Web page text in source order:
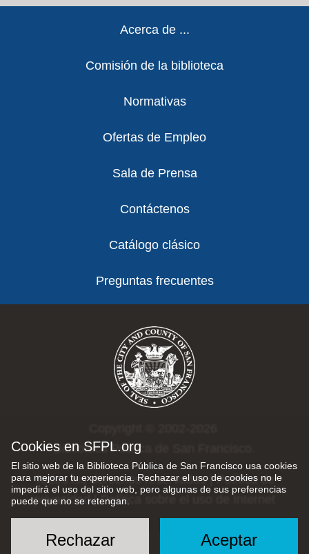
Cookies en SFPL.org
El sitio web de la Biblioteca Pública de San Francisco usa cookies
para mejorar tu experiencia. Rechazar el uso de cookies no le
impedirá el uso del sitio web, pero algunas de sus preferencias
puede que no se retengan.
Aceptar
Rechazar
Acerca de ...
Comisión de la biblioteca
Normativas
Ofertas de Empleo
Sala de Prensa
Contáctenos
Catálogo clásico
Preguntas frecuentes
Biblioteca Pública de San Francisco.
Todos los derechos reservados |Política de
privacidad|Política sobre el uso de Internet
Social